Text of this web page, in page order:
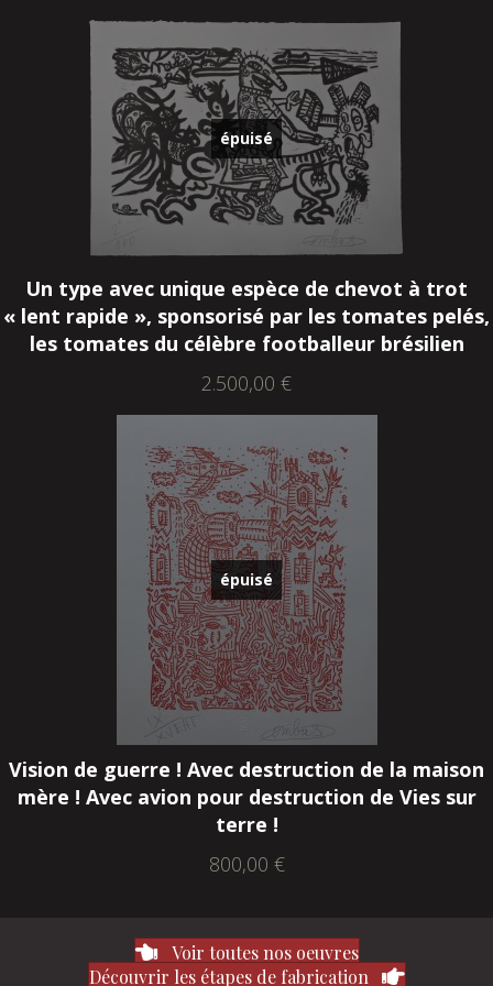
épuisé
Un type avec unique espèce de chevot à trot
« lent rapide », sponsorisé par les tomates pelés,
les tomates du célèbre footballeur brésilien
2.500,00 €
épuisé
Vision de guerre ! Avec destruction de la maison
mère ! Avec avion pour destruction de Vies sur
terre !
800,00 €
Voir toutes nos oeuvres
Découvrir les étapes de fabrication